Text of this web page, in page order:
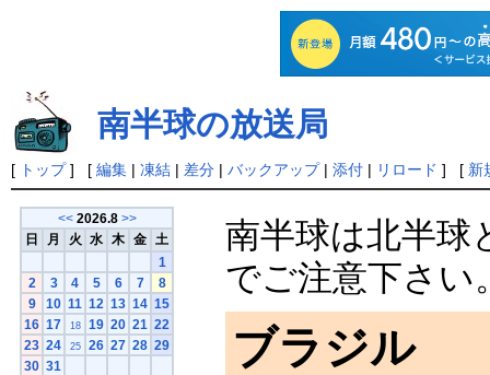
南半球の放送局
[ トップ] [ 編集 | 凍結 | 差分 | バックアップ| 添付 | リロード ] [ 新
<< 2026.8 >>
日
月 火 水 木 金
土
1
2
3 4 5 6 7
8
9
10 11 12 13 14 15
16 17 18 19 20 21 22
23 24 25 26 27 28 29
30 31
南半球は北半球
でご注意下さい
ブラジル